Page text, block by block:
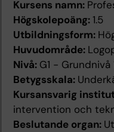
Kursens namn:
Högskolepoäng:1.5
Utbildningsform:
Huvudområde:
Nivå: G1 - Grundnivå
Betygsskala:
Kursansvarig
intervention och
Beslutande organ: